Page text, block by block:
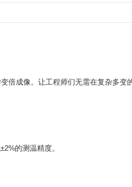
倍成像。让工程师们无需在复杂多变
的测温精度。